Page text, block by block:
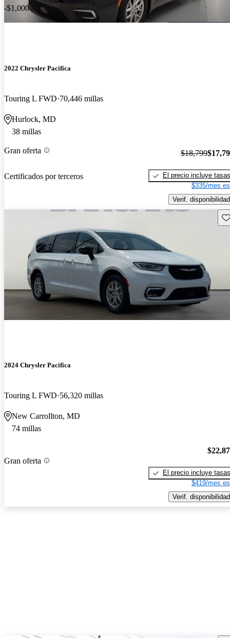
-$1,000
2022 Chrysler Pacifica
Touring L FWD 70,446 millas
Hurlock, MD
38 millas
Gran oferta
Certificados por terceros
$18,799
El precio incluye tasas
$335/mes
Verif. disponibilidad
2024 Chrysler Pacifica
Touring L FWD 56,320 millas
New Carrollton, MD
74 millas
Gran oferta
El precio incluye tasas
$419/mes
Verif. disponibilidad